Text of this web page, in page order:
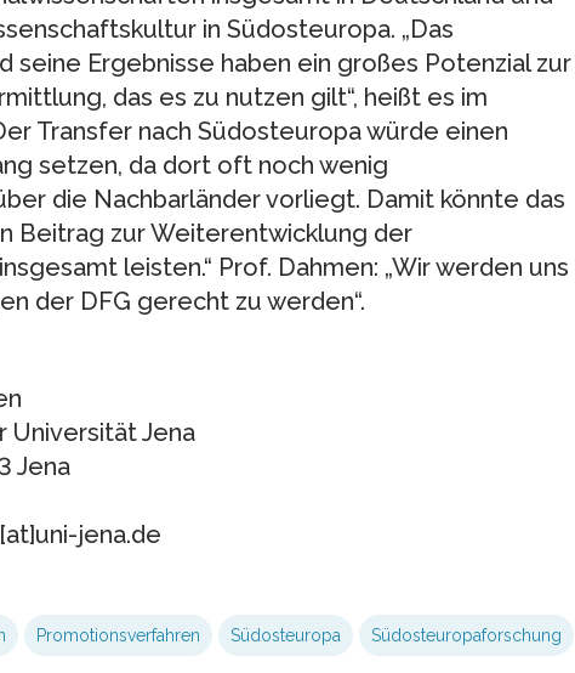
in Südosteuropa. „Das
seine Ergebnisse haben ein großes Potenzial zur
das es zu nutzen gilt“, heißt es im
Transfer nach Südosteuropa würde einen
setzen, da dort oft noch wenig
die Nachbarländer vorliegt. Damit könnte das
Beitrag zur Weiterentwicklung der
leisten.“ Prof. Dahmen: „Wir werden uns
der DFG gerecht zu werden“.
Universität Jena
Jena
jena.de
Promotionsverfahren Südosteuropa Südosteuropaforschung